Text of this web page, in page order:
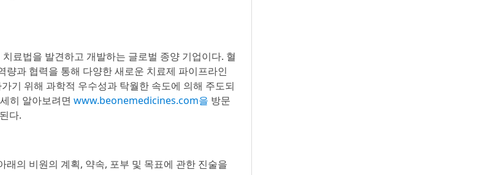
료법을 발견하고 개발하는 글로벌 종양 기업이다. 혈
과 협력을 통해 다양한 새로운 치료제 파이프라인
기 위해 과학적 우수성과 탁월한 속도에 의해 주도되
히 알아보려면 www.beonemedicines.com을 방문
다.
래의 비원의 계획, 약속, 포부 및 목표에 관한 진술을